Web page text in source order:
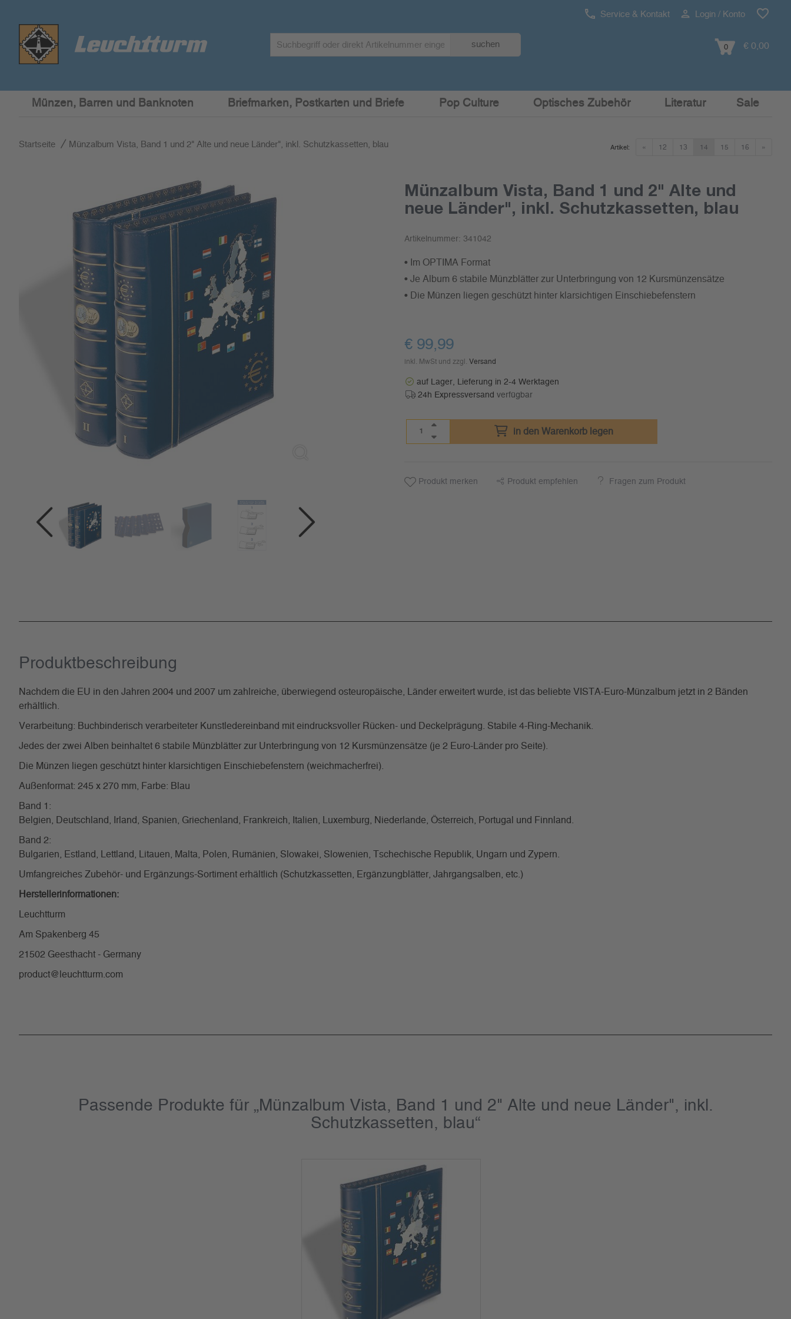
Service & Kontakt Login / Konto
suchen 0 € 0,00
Münzen, Barren und Banknoten Briefmarken, Postkarten und Briefe Pop Culture Optisches Zubehör Literatur Sale
Startseite Münzalbum Vista, Band 1 und 2" Alte und neue Länder", inkl. Schutzkassetten, blau « 12 13 14 15 16 »
Artikel:
Münzalbum Vista, Band 1 und 2" Alte und
neue Länder", inkl. Schutzkassetten, blau
Artikelnummer: 341042
• Im OPTIMA Format
• Je Album 6 stabile Münzblätter zur Unterbringung von 12 Kursmünzensätze
• Die Münzen liegen geschützt hinter klarsichtigen Einschiebefenstern
€99,99
inkl. MwSt und zzgl. Versand
auf Lager, Lieferung in 2-4 Werktagen
24h Expressversand verfügbar
in den Warenkorb legen
Produkt merken Produkt empfehlen Fragen zum Produkt
Produkt­beschreibung
Nachdem die EU in den Jahren 2004 und 2007 um zahlreiche, überwiegend osteuropäische, Länder erweitert wurde, ist das beliebte VISTA-Euro-Münzalbum jetzt in 2 Bänden
erhältlich.
Verarbeitung: Buchbinderisch verarbeiteter Kunstledereinband mit eindrucksvoller Rücken- und Deckelprägung. Stabile 4-Ring-Mechanik.
Jedes der zwei Alben beinhaltet 6 stabile Münzblätter zur Unterbringung von 12 Kursmünzensätze (je 2 Euro-Länder pro Seite).
Die Münzen liegen geschützt hinter klarsichtigen Einschiebefenstern (weichmacherfrei).
Außenformat: 245 x 270 mm, Farbe: Blau
Band 1:
Belgien, Deutschland, Irland, Spanien, Griechenland, Frankreich, Italien, Luxemburg, Niederlande, Österreich, Portugal und Finnland.
Band 2:
Bulgarien, Estland, Lettland, Litauen, Malta, Polen, Rumänien, Slowakei, Slowenien, Tschechische Republik, Ungarn und Zypern.
Umfangreiches Zubehör- und Ergänzungs-Sortiment erhältlich (Schutzkassetten, Ergänzungblätter, Jahrgangsalben, etc.)
Herstellerinformationen:
Leuchtturm
Am Spakenberg 45
21502 Geesthacht - Germany
product@leuchtturm.com
Passende Produkte für „Münzalbum Vista, Band 1 und 2" Alte und neue Länder", inkl.
Schutzkassetten, blau“